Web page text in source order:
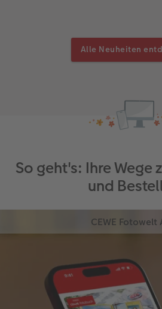
Alle Neuheiten
So geht's: Ihre Wege
und